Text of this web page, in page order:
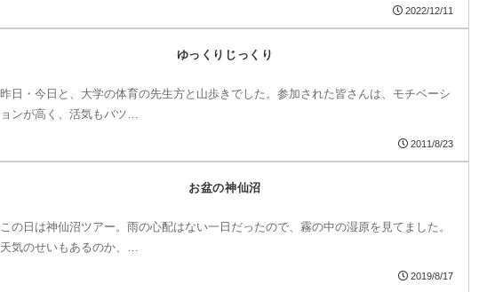
2022/12/11
ゆっくりじっくり
昨日・今日と、大学の体育の先生方と山歩きでした。参加された皆さんは、モチベーシ
ョンが高く、活気もバツ…
2011/8/23
お盆の神仙沼
この日は神仙沼ツアー。雨の心配はない一日だったので、霧の中の湿原を見てました。
天気のせいもあるのか、…
2019/8/17